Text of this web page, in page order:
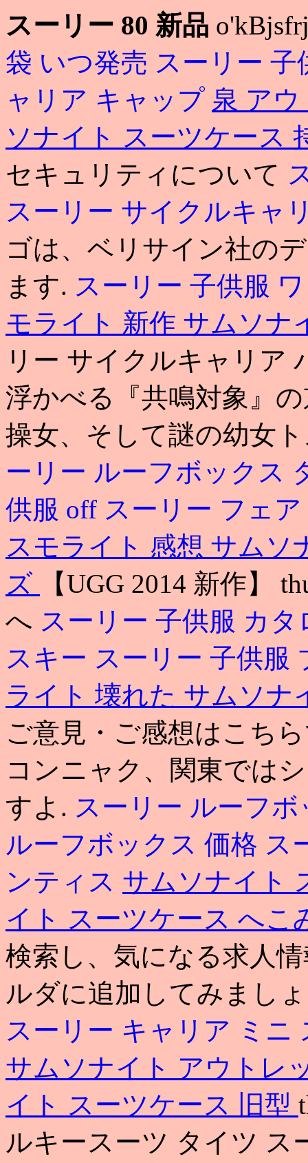
スーリー 80 新品
袋 いつ発売 スーリー
ャリア キャップ 泉 ア
ソナイト スーツケース
セキュリティについて
スーリー サイクルキャ
ゴは、ベリサイン社の
ます. スーリー 子供服
モライト 新作 サムソナ
リー サイクルキャリア
浮かべる『共鳴対象』
操女、そして謎の幼女
ーリー ルーフボックス
供服 off スーリー フェ
スモライト 感想 サムソ
ズ
【UGG 2014 新作】
へ スーリー 子供服 カタ
スキー スーリー 子供服
ライト 壊れた サムソナ
ご意見・ご感想はこち
コンニャク、関東では
すよ. スーリー ルーフ
ルーフボックス 価格 ス
ンティス サムソナイト
イト スーツケース へこ
検索し、気になる求人
ルダに追加してみまし
スーリー キャリア ミニ
サムソナイト アウトレ
イト スーツケース 旧型
ルキースーツ タイツ ス